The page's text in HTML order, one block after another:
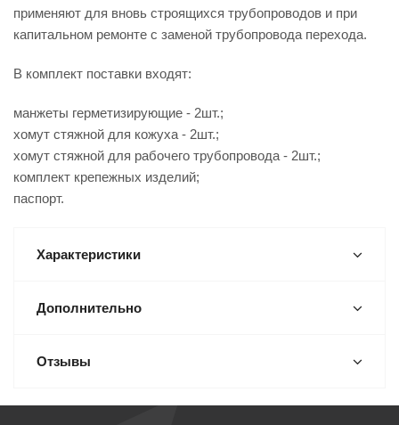
применяют для вновь строящихся трубопроводов и при
капитальном ремонте с заменой трубопровода перехода.
В комплект поставки входят:
манжеты герметизирующие - 2шт.;
хомут стяжной для кожуха - 2шт.;
хомут стяжной для рабочего трубопровода - 2шт.;
комплект крепежных изделий;
паспорт.
Характеристики
Дополнительно
Отзывы